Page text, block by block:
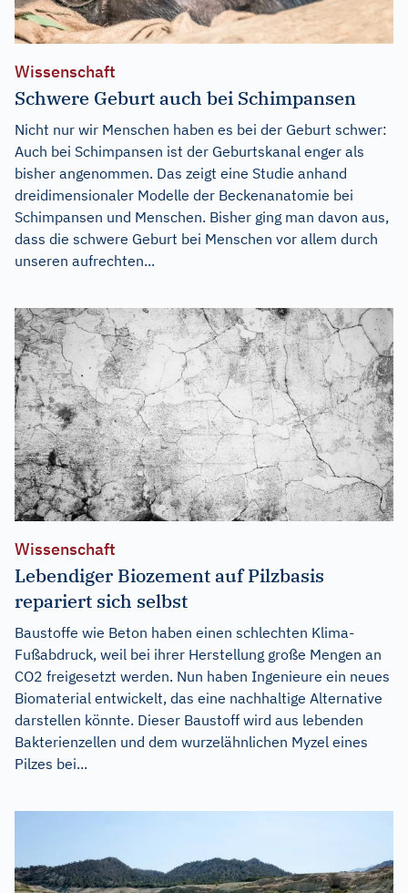
Wissenschaft
Schwere Geburt auch bei Schimpansen
Nicht nur wir Menschen haben es bei der Geburt schwer:
Auch bei Schimpansen ist der Geburtskanal enger als
bisher angenommen. Das zeigt eine Studie anhand
dreidimensionaler Modelle der Beckenanatomie bei
Schimpansen und Menschen. Bisher ging man davon aus,
dass die schwere Geburt bei Menschen vor allem durch
unseren aufrechten...
Wissenschaft
Lebendiger Biozement auf Pilzbasis
repariert sich selbst
Baustoffe wie Beton haben einen schlechten Klima-
Fußabdruck, weil bei ihrer Herstellung große Mengen an
CO2 freigesetzt werden. Nun haben Ingenieure ein neues
Biomaterial entwickelt, das eine nachhaltige Alternative
darstellen könnte. Dieser Baustoff wird aus lebenden
Bakterienzellen und dem wurzelähnlichen Myzel eines
Pilzes bei...